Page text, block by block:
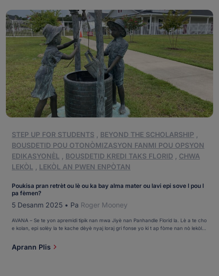
STEP UP FOR STUDENTS BEYOND THE SCHOLARSHIP
BOUSDETID POU OTONÒMIZASYON FANMI POU OPSYON
EDIKASYONÈL
BOUSDETID KREDI TAKS FLORID
CHWA
LEKÒL
LEKÒL AN PWEN ENPÒTAN
Poukisa pran retrèt ou lè ou ka bay alma mater ou lavi epi sove l pou l
pa fèmen?
5 Desanm 2025 • Pa Roger Mooney
AVANA – Se te yon apremidi tipik nan mwa Jiyè nan Panhandle Florid la. Lè a te cho
e kolan, epi solèy la te kache dèyè nyaj loraj gri fonse yo ki t ap fòme nan nò lekòl
tanpèt ki t ap pwoche nan fen jounen an. Elèv ki te kouri ale vini pi bonè […]
Aprann Plis